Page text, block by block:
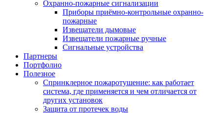
Охранно-пожарные сигнализации
Приборы приёмно-контрольные охранно-
пожарные
Извещатели дымовые
Извещатели пожарные ручные
Сигнальные устройства
Партнеры
Портфолио
Полезное
Спринклерное пожаротушение: как работает
система, где применяется и чем отличается от
других установок
Защита от протечек воды